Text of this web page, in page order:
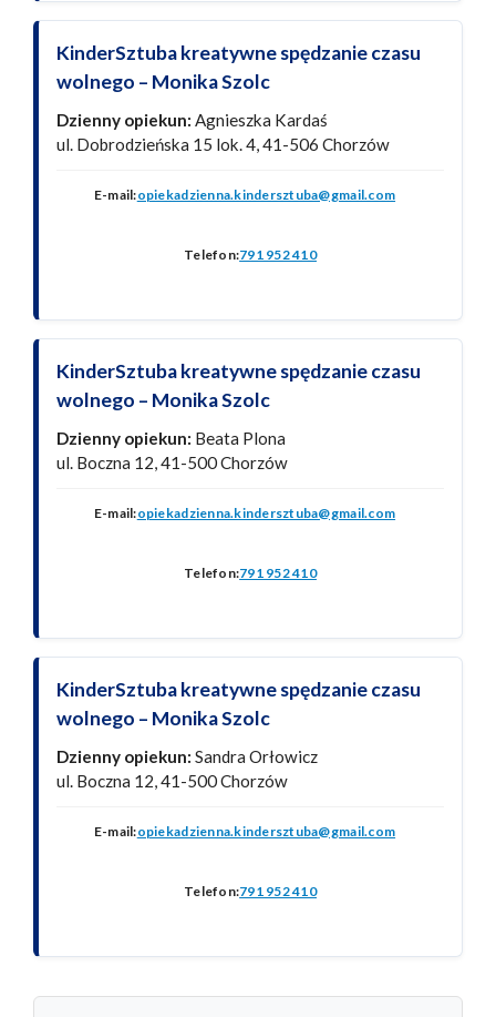
KinderSztuba kreatywne spędzanie czasu
wolnego – Monika Szolc
Dzienny opiekun: Agnieszka Kardaś
ul. Dobrodzieńska 15 lok. 4, 41-506 Chorzów
E-mail:opiekadzienna.kindersztuba@gmail.com
Telefon:791 952 410
KinderSztuba kreatywne spędzanie czasu
wolnego – Monika Szolc
Dzienny opiekun: Beata Plona
ul. Boczna 12, 41-500 Chorzów
E-mail:opiekadzienna.kindersztuba@gmail.com
Telefon:791 952 410
KinderSztuba kreatywne spędzanie czasu
wolnego – Monika Szolc
Dzienny opiekun: Sandra Orłowicz
ul. Boczna 12, 41-500 Chorzów
E-mail:opiekadzienna.kindersztuba@gmail.com
Telefon:791 952 410